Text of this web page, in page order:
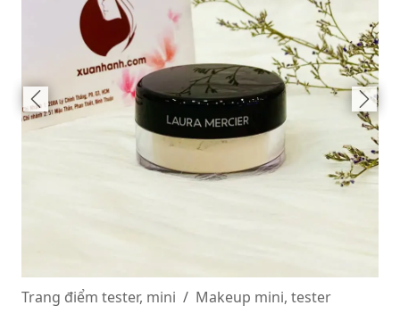
Trang điểm tester, mini Makeup mini, tester